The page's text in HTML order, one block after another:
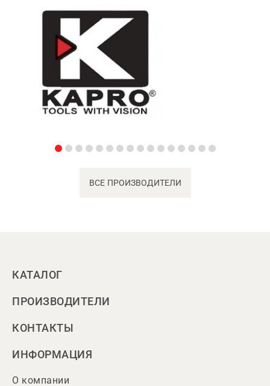
ВСЕ ПРОИЗВОДИТЕЛИ
КАТАЛОГ
ПРОИЗВОДИТЕЛИ
КОНТАКТЫ
ИНФОРМАЦИЯ
О компании